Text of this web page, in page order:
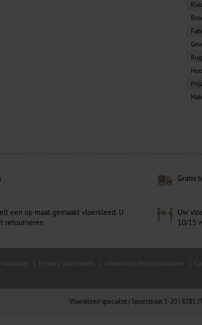
Rug
Gratis
een op maat gemaakt vloerkleed. U
retourneren
Uw
10/15
Privacy Statement Afwerking mogelijkheden
Vloerkleed specialist | Spoelstraat 3-20 | 8281